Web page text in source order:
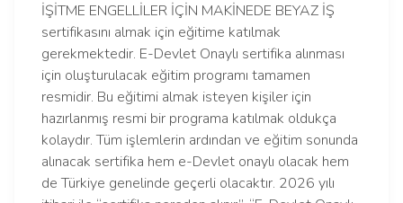
İŞİTME ENGELLİLER İÇİN MAKİNEDE BEYAZ İŞ
sertifikasını almak için eğitime katılmak
gerekmektedir. E-Devlet Onaylı sertifika alınması
için oluşturulacak eğitim programı tamamen
resmidir. Bu eğitimi almak isteyen kişiler için
hazırlanmış resmi bir programa katılmak oldukça
kolaydır. Tüm işlemlerin ardından ve eğitim sonunda
alınacak sertifika hem e-Devlet onaylı olacak hem
de Türkiye genelinde geçerli olacaktır. 2026 yılı